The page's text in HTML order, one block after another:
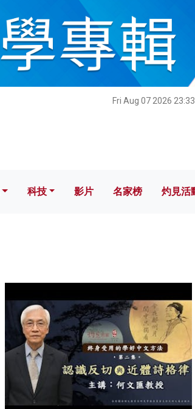
Fri Aug 07 2026
科技 影片 名家榜
科技 影片 名家榜 灼見活